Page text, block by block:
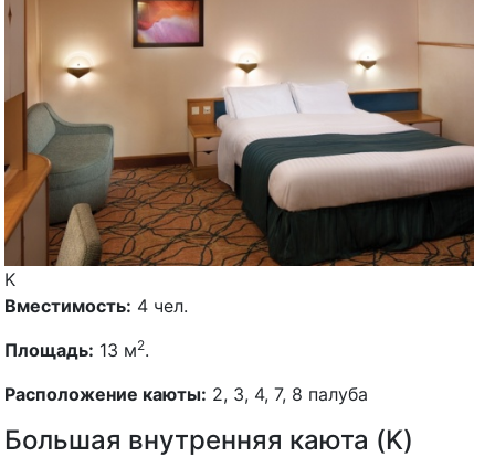
K
Вместимость: 4 чел.
Площадь: 13 м2.
Расположение каюты: 2, 3, 4, 7, 8 палуба
Большая внутренняя каюта (K)